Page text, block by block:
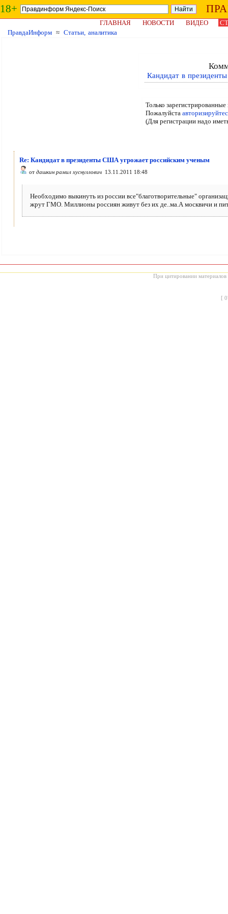
18+
ГЛАВНАЯ НОВОСТИ ВИДЕО
ПравдаИнформ ≈ Статьи, аналитика
Кандидат в
Только
Пожалуйста
(Для регистрации надо
Re: Кандидат в президенты США угрожает российским ученым
от дашкин рамил хуснуллович 13.11.2011 18:48
Необходимо выкинуть из россии все"благотворительные"
жрут ГМО. Миллионы россиян живут без их де..ма.А москвичи и
При цитировании материалов
[